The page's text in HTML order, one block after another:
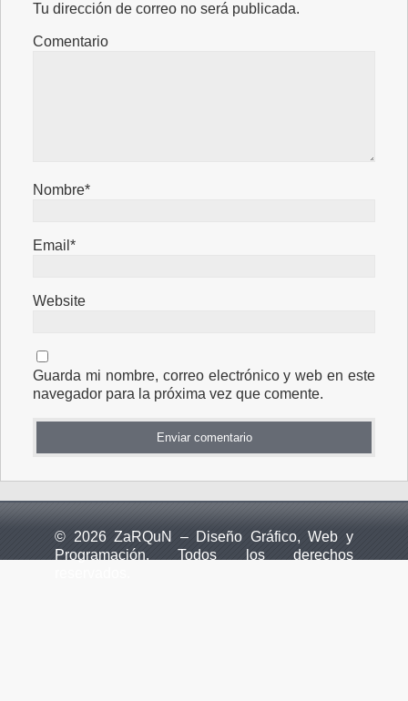
Tu dirección de correo no será publicada.
Comentario
Nombre*
Email*
Website
Guarda mi nombre, correo electrónico y web en este
navegador para la próxima vez que comente.
© 2026 ZaRQuN – Diseño Gráfico, Web y
Programación. Todos los derechos